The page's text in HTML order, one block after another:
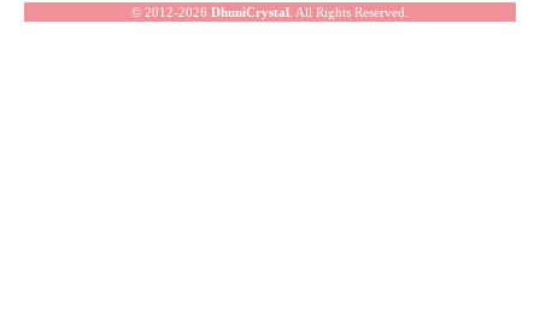
© 2012-2026 DhuniCrystal . All Rights Reserved.